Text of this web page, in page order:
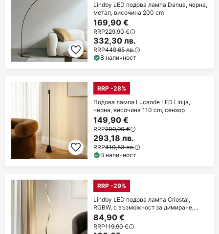
Lindby LED подова лампа Danua, черна,
метал, височина 200 cm
169,90 €
RRP229,90 €
332,30 лв.
RRP449,65 лв.
В наличност
RRP -28%
Подова лампа Lucande LED Linija,
черна, височина 110 cm, сензор
149,90 €
RRP209,90 €
293,18 лв.
RRP410,53 лв.
В наличност
RRP -29%
Lindby LED подова лампа Criostal,
RGBW, с възможност за димиране,
дистанционно
84,90 €
RRP119,90 €